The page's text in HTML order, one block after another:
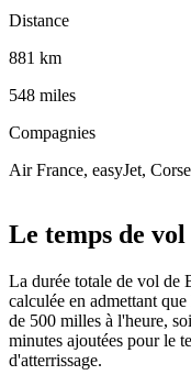
Distance
881 km
548 miles
Compagnies
Air France, easyJet,
+
Le temps de
La durée totale de vol de
calculée en admettant
de 500 milles à l'heure,
minutes ajoutées pour le
d'atterrissage.